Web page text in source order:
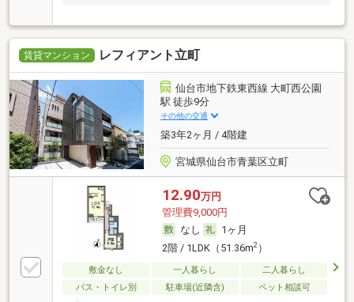
賃貸マンション レフィアント立町
仙台市地下鉄東西線 大町西公園
駅 徒歩9分
その他の交通
築3年2ヶ月 / 4階建
宮城県仙台市青葉区立町
12.90万円
管理費9,000円
なし
1ヶ月
2階 / 1LDK（51.36m2）
敷金なし 一人暮らし
二人暮らし
バス・トイレ別
駐車場(近隣含) ペット相談可